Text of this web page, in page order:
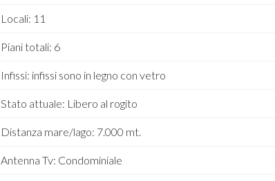
Locali: 11
Piani totali: 6
Infissi: infissi sono in legno con vetro
Stato attuale: Libero al rogito
Distanza mare/lago: 7.000 mt.
Antenna Tv: Condominiale